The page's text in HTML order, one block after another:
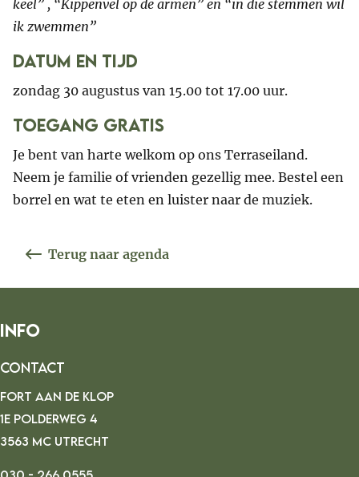
keel” , “Kippenvel op de armen” en “in die stemmen wil
ik zwemmen”
Datum en tijd
zondag 30 augustus van 15.00 tot 17.00 uur.
Toegang gratis
Je bent van harte welkom op ons Terraseiland.
Neem je familie of vrienden gezellig mee. Bestel een
borrel en wat te eten en luister naar de muziek.
Terug naar agenda
Info
Contact
FORT AAN DE KLOP
1E POLDERWEG 4
3563 MC UTRECHT